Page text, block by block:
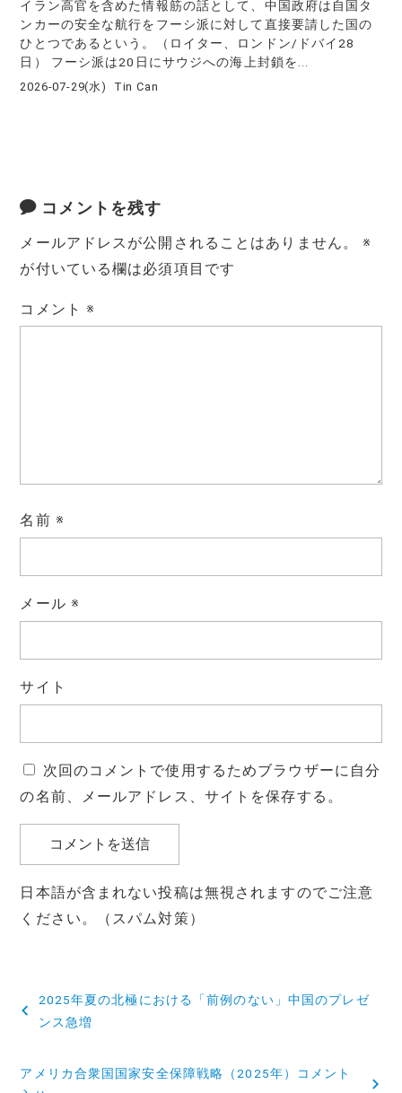
イラン高官を含めた情報筋の話として、中国政府は自国タ
ンカーの安全な航行をフーシ派に対して直接要請した国の
ひとつであるという。（ロイター、ロンドン/ドバイ28
日） フーシ派は20日にサウジへの海上封鎖を...
2026-07-29(水) Tin Can
コメントを残す
メールアドレスが公開されることはありません。
※
が付いている欄は必須項目です
コメント※
名前 ※
メール ※
サイト
次回のコメントで使用するためブラウザーに自分
の名前、メールアドレス、サイトを保存する。
日本語が含まれない投稿は無視されますのでご注意
ください。（スパム対策）
稿
2025年夏の北極における「前例のない」中国のプレゼ
ンス急増
アメリカ合衆国国家安全保障戦略（2025年）コメント